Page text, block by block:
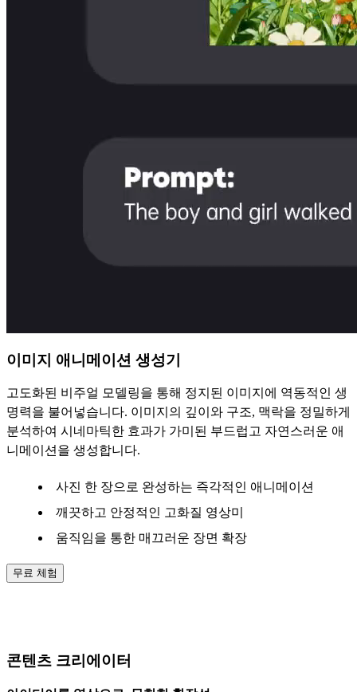
이미지 애니메이션 생성기
고도화된 비주얼 모델링을 통해 정지된 이미지에 역동적인 생
명력을 불어넣습니다. 이미지의 깊이와 구조, 맥락을 정밀하게
분석하여 시네마틱한 효과가 가미된 부드럽고 자연스러운 애
니메이션을 생성합니다.
사진 한 장으로 완성하는 즉각적인 애니메이션
깨끗하고 안정적인 고화질 영상미
움직임을 통한 매끄러운 장면 확장
무료 체험
콘텐츠 크리에이터